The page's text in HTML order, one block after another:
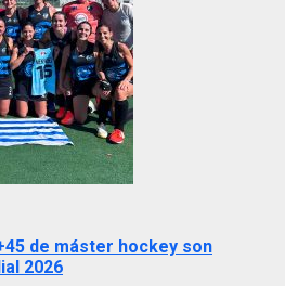
de máster hockey son
2026